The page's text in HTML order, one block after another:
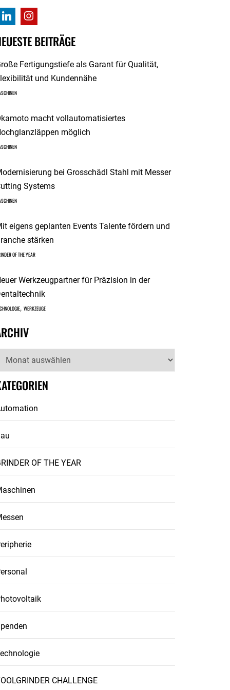
BEITRÄGE
Fertigungstiefe als Garant für Qualität,
und Kundennähe
macht vollautomatisiertes
möglich
bei Grosschädl Stahl mit Messer
Systems
eigens geplanten Events Talente fördern und
stärken
OF THE YEAR
Werkzeugpartner für Präzision in der
, WERKZEUGE
Archiv
OF THE YEAR
CHALLENGE